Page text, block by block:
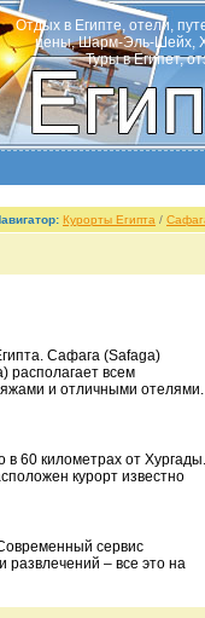
Отдых в Египте, отели,
цены, Шарм-Эль-Шейх,
Туры в Египет,
Курорты Египта /
Сафага (Safaga)
располагает всем
и отличными
в 60 километрах от Хургады.
курорт известно
сервис
развлечений – все это на